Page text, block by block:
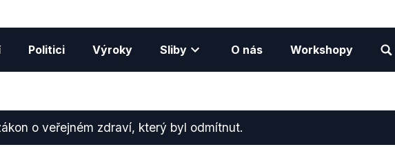
Politici Výroky Sliby O nás Workshopy
o veřejném zdraví, který byl odmítnut.